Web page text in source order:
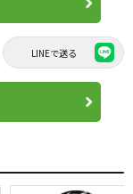
LINEで送る